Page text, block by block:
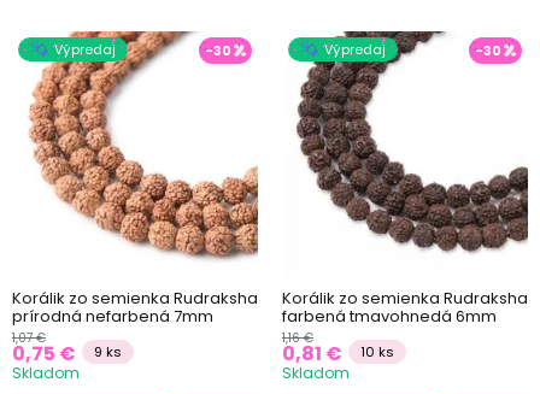
Výpredaj -30
Korálik zo semienka Rudraksha
prírodná nefarbená 7mm
1,07 €
0,75 € 9 ks
Skladom
Výpredaj -30
Korálik zo semienka Rudraksha
farbená tmavohnedá 6mm
1,16 €
0,81 € 10 ks
Skladom